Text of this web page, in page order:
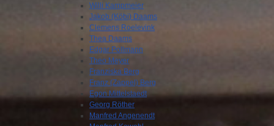
Willi Kampmeier
Jakob (Köbi) Daams
Clemens Roelevink
Thea Daams
Edgar Pollmann
Theo Meyer
Franziska Berg
Franz (Zappel) Berg
Egon Mittelstaedt
Georg Röther
Manfred Angenendt